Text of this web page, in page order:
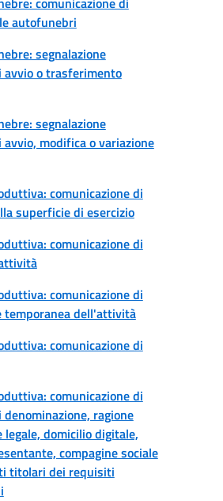
autofunebri
segnalazione
o trasferimento
segnalazione
modifica o variazione
comunicazione di
superficie di esercizio
comunicazione di
comunicazione di
temporanea dell'attività
comunicazione di
comunicazione di
ragione
legale, domicilio digitale,
compagine sociale
titolari dei requisiti